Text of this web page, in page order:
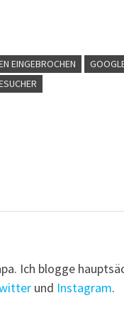
EINGEBROCHEN
Ich blogge
und Instagram.